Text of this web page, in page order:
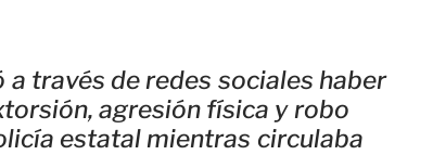
través de redes sociales haber
agresión física y robo
estatal mientras circulaba